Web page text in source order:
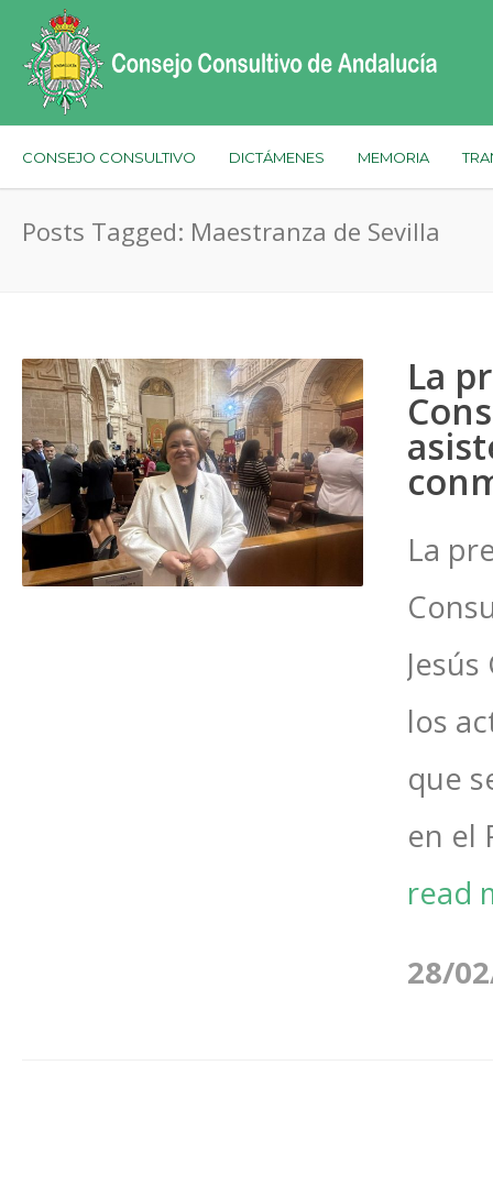
CONSEJO CONSULTIVO DICTÁMENES MEMORIA
Posts Tagged: Maestranza de Sevilla
La
La
los
que
en el
read
28/